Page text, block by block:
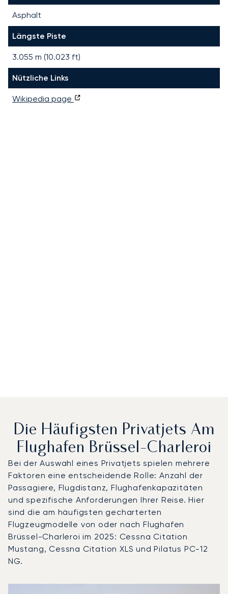
Asphalt
Längste Piste
3.055 m (10.023 ft)
Nützliche Links
Wikipedia page
Die Häufigsten Privatjets Am
Flughafen Brüssel-Charleroi
Bei der Auswahl eines Privatjets spielen mehrere
Faktoren eine entscheidende Rolle: Anzahl der
Passagiere, Flugdistanz, Flughafenkapazitäten
und spezifische Anforderungen Ihrer Reise. Hier
sind die am häufigsten gecharterten
Flugzeugmodelle von oder nach Flughafen
Brüssel-Charleroi im 2025: Cessna Citation
Mustang, Cessna Citation XLS und Pilatus PC-12
NG.